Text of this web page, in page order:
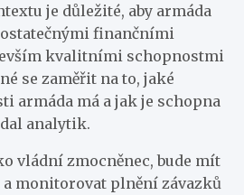
je důležité, aby armáda
finančními
kvalitními schopnostmi
se zaměřit na to, jaké
armáda má a jak je schopna
analytik.
vládní zmocněnec, bude mít
monitorovat plnění závazků